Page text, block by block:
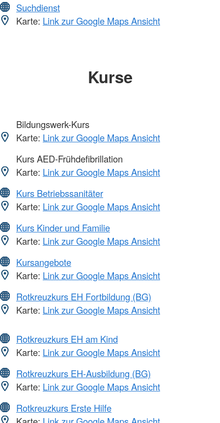
Suchdienst
Karte: Link zur Google Maps Ansicht
Kurse
Bildungswerk-Kurs
Karte: Link zur Google Maps Ansicht
Kurs AED-Frühdefibrillation
Karte: Link zur Google Maps Ansicht
Kurs Betriebssanitäter
Karte: Link zur Google Maps Ansicht
Kurs Kinder und Familie
Karte: Link zur Google Maps Ansicht
Kursangebote
Karte: Link zur Google Maps Ansicht
Rotkreuzkurs EH Fortbildung (BG)
Karte: Link zur Google Maps Ansicht
Rotkreuzkurs EH am Kind
Karte: Link zur Google Maps Ansicht
Rotkreuzkurs EH-Ausbildung (BG)
Karte: Link zur Google Maps Ansicht
Rotkreuzkurs Erste Hilfe